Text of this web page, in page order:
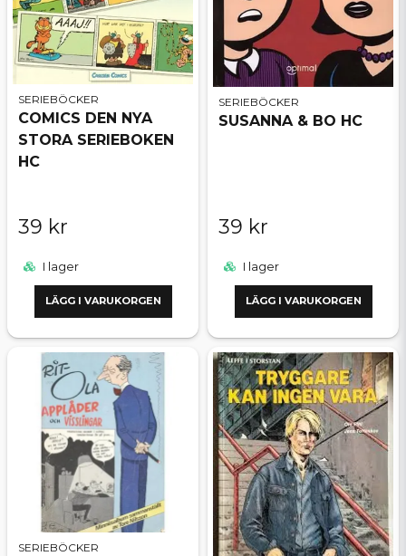
SERIEBÖCKER
COMICS DEN NYA
STORA SERIEBOKEN
HC
39 kr
I lager
LÄGG I VARUKORGEN
SERIEBÖCKER
SUSANNA & BO HC
39 kr
I lager
LÄGG I VARUKORGEN
SERIEBÖCKER